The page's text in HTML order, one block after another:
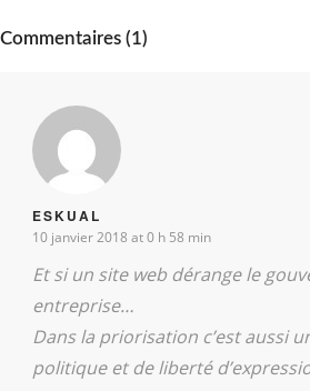
Commentaires (1)
ESKUAL
10 janvier 2018 at 0 h 58 min
Et si un site web dérange le
entreprise…
Dans la priorisation c’est aussi
politique et de liberté